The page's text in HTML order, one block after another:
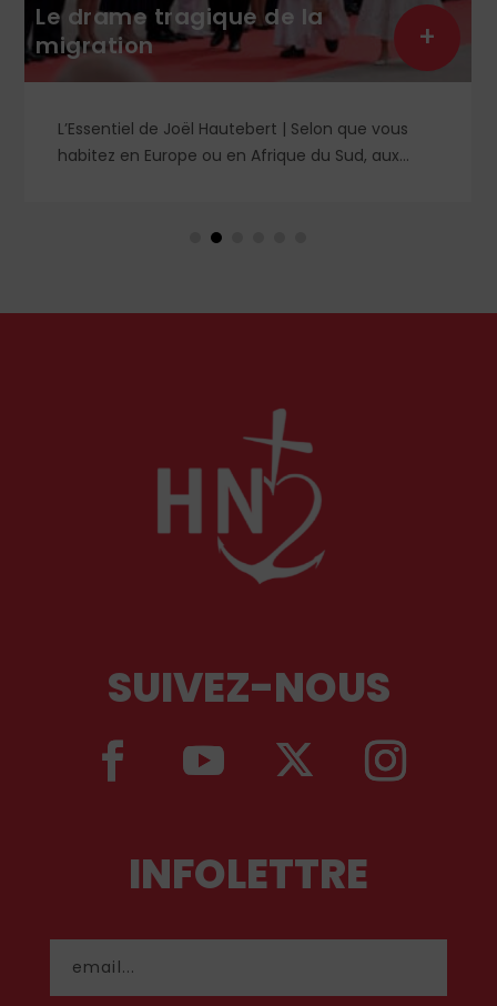
Le drame tragique de la
migration
L’Essentiel de Joël Hautebert | Selon que vous
habitez en Europe ou en Afrique du Sud, aux
événements aux Pays-Bas ou en Irlande
comme l'a rappelé Léon XIV récemment.
+
SUIVEZ-NOUS
INFOLETTRE